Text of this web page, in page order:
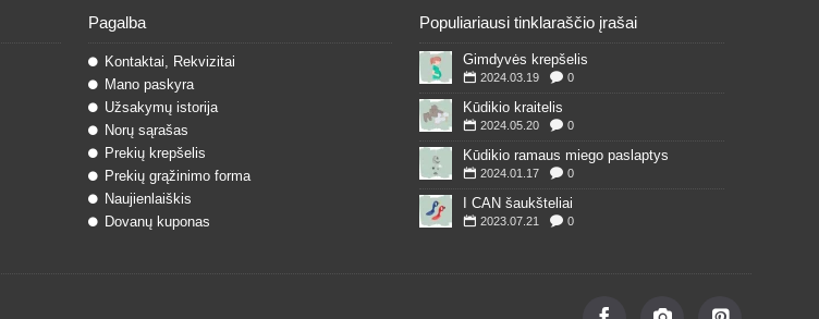
Pagalba
Kontaktai, Rekvizitai
Mano paskyra
Užsakymų istorija
Norų sąrašas
Prekių krepšelis
Prekių grąžinimo forma
Naujienlaiškis
Dovanų kuponas
Populiariausi tinklaraščio įrašai
Gimdyvės krepšelis
2024.03.19 0
Kūdikio kraitelis
2024.05.20 0
Kūdikio ramaus miego paslaptys
2024.01.17 0
I CAN šaukšteliai
2023.07.21 0